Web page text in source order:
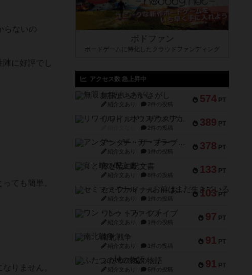
らないの
に好評でし
ても簡単。
りません。
ボドファン
ボードゲームに特化したクラウドファンディング
アクセス数 急上昇中
574 PT
無限まちがいさがし
紹介文あり 2件の投稿
389 PT
リワイルド：サウスアメリカ
2件の投稿
378 PT
アンダー・ザ・テーブラー
紹介文あり 1件の投稿
133 PT
宵と暁の呪文書
紹介文あり 8件の投稿
103 PT
セミファイナル ～お前はまだ生きている～
紹介文あり 1件の投稿
97 PT
ワン・トゥ・ファイブ
紹介文あり 1件の投稿
91 PT
南北戦争
紹介文あり 1件の投稿
91 PT
ふたつの城の物語
紹介文あり 6件の投稿